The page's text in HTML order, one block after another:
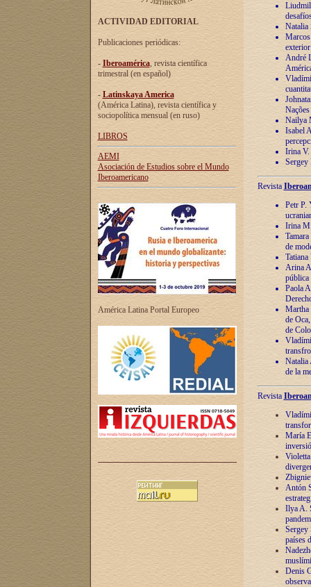
ACTIVIDAD EDITORIAL
Publicaciones periódicas:
- Iberoamérica, revista científica
trimestral (en español)
- Latinskaya America
(América Latina), revista científica y
sociopolítica mensual (en ruso)
LIBROS
AEMI
Asociación de Estudios sobre el Mundo
Iberoamericano
América Latina Portal Europeo
Natalia
André
Nailya
Isabel
Irina V.
Sergey
Revista
Petr P.
Irina
de
Arina
pública
Paola
Martha
de
de
Natalia
de la
Revista
María
Antón
Ilya A.
Sergey
países
Denis